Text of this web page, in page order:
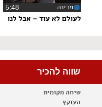
מדינה
לעולם לא עוד – אבל לנו
שווה להכיר
שיחה מקומית
העוקץ